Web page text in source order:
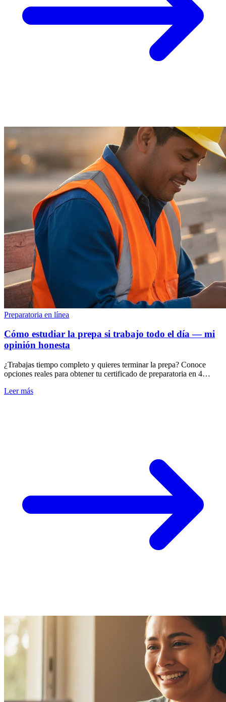
Preparatoria en línea
Cómo estudiar la prepa si trabajo todo el día — mi
opinión honesta
¿Trabajas tiempo completo y quieres terminar la prepa? Conoce
opciones reales para obtener tu certificado de preparatoria en 4
Leer más